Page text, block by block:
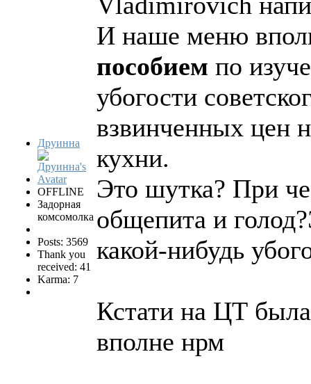
Друинна
OFFLINE
Задорная
комсомолка
Posts: 3569
Thank you
received: 41
Karma: 7
И наше меню
пособием по
убогости
взвинченных цен
кухни.
Это шутка? При
общепита и
какой-нибудь
Кстати на ЦТ
вполне нрм